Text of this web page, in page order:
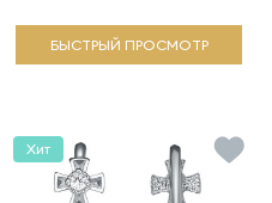
БЫСТРЫЙ ПРОСМОТР
Хит